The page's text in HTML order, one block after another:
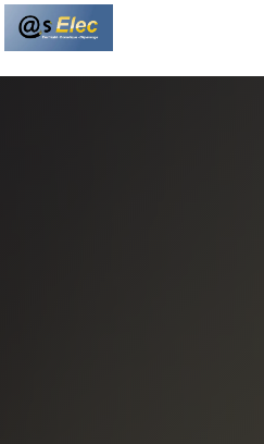
Panneau de gestion des cookies